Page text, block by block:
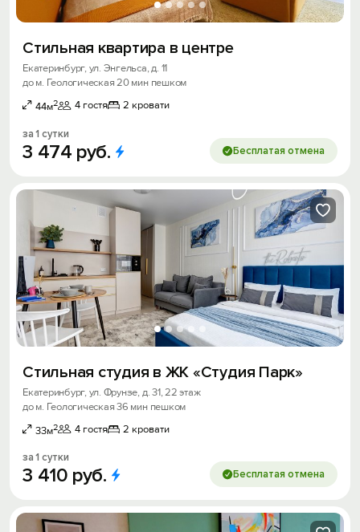
Стильная квартира в центре
Екатеринбург, ул. Энгельса, д. 11
до м. Геологическая 20 мин пешком
44м2 4 гостя 2 кровати
за 1 сутки
3 474 руб. Бесплатая отмена
Стильная студия в ЖК «Студия Парк»
Екатеринбург, ул. Фрунзе, д. 31, 22 этаж
до м. Геологическая 36 мин пешком
33м2 4 гостя 2 кровати
за 1 сутки
3 410 руб. Бесплатая отмена